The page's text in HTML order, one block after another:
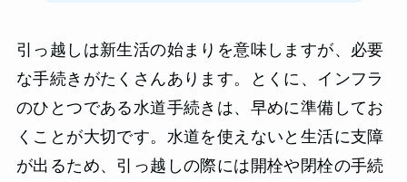
引っ越しは新生活の始まりを意味しますが、必要
な手続きがたくさんあります。とくに、インフラ
のひとつである水道手続きは、早めに準備してお
くことが大切です。水道を使えないと生活に支障
が出るため、引っ越しの際には開栓や閉栓の手続